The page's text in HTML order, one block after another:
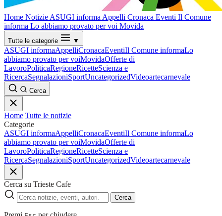
Home Notizie ASUGI informa Appelli Cronaca Eventi Il Comune
informa Lo abbiamo provato per voi Movida
Tutte le categorie ▼
ASUGI informaAppelliCronacaEventiIl Comune informaLo
abbiamo provato per voiMovidaOfferte di
LavoroPoliticaRegioneRicetteScienza e
RicercaSegnalazioniSportUncategorizedVideoartecarnevale
Cerca
Home Tutte le notizie
Categorie
ASUGI informaAppelliCronacaEventiIl Comune informaLo
abbiamo provato per voiMovidaOfferte di
LavoroPoliticaRegioneRicetteScienza e
RicercaSegnalazioniSportUncategorizedVideoartecarnevale
Cerca su Trieste Cafe
Cerca